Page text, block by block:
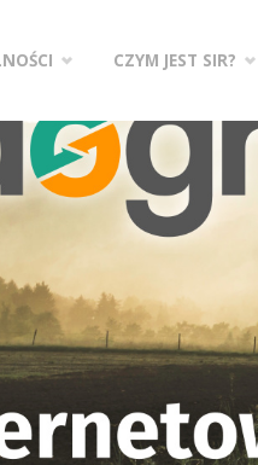
CZYM JEST SIR?